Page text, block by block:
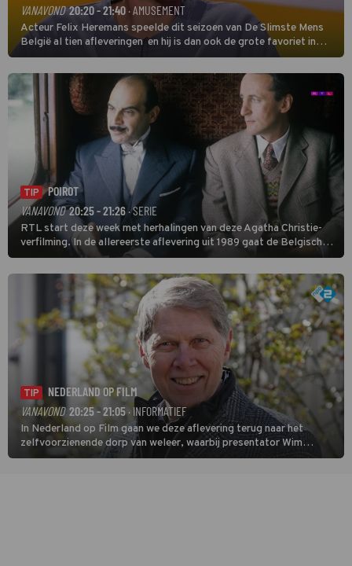
VANAVOND 20:20 - 21:40· AMUSEMENT
Acteur Felix Heremans speelde dit seizoen van De Slimste Mens
België al tien afleveringen en hij is dan ook de grote favoriet in
deze seizoensfinale. En er is Nederlandse inbreng, want komiek
Soundos El Ahmadi neemt plaats aan de jurytafel.
TIP
POIROT
VANAVOND 20:25 - 21:26 · SERIE
RTL start deze week met herhalingen van deze Agatha Christie-
verfilming. In de allereerste aflevering uit 1989 gaat de Belgische
speurder op zoek naar een vermiste kok. Poirot raakt al snel
verwikkeld in een moordzaak. (HH)
TIP
NEDERLAND OP FILM
VANAVOND 20:25 - 21:05· INFORMATIEF
In Nederland op Film gaan we deze aflevering terug naar het
zelfvoorzienende dorp van weleer, waarbij presentator Wim
Daniëls de kijkers meeneemt op reis door de tijd aan de hand van